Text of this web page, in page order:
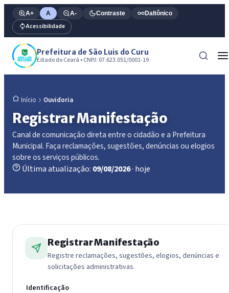
A+ A A- Contraste Daltônico
Acessibilidade
Prefeitura de São Luis do Curu
Estado do Ceará • CNPJ: 07.623.051/0001-19
Início Ouvidoria
Registrar Manifestação
Canal de comunicação direta entre o cidadão e a Prefeitura
Municipal. Faça reclamações, sugestões, denúncias ou elogios
sobre os serviços públicos.
Última atualização: 09/08/2026· hoje
Registrar Manifestação
Registre reclamações, sugestões, elogios, denúncias e
solicitações administrativas.
Identificação